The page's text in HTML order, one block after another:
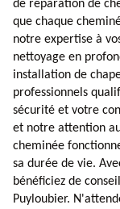
de réparation de
que chaque
notre expertise à
nettoyage en
installation de
professionnels
sécurité et votre
et notre attention
cheminée
sa durée de vie.
bénéficiez de
Puyloubier.